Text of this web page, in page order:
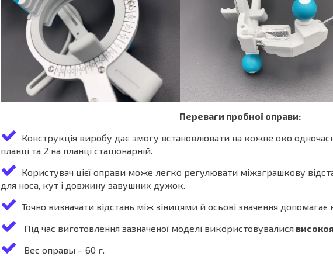
Переваги пробної оправи:
Конструкція виробу дає змогу встановлювати на кожне око
планці та 2 на планці стаціонарній.
Користувач цієї оправи може легко регулювати міжзграшкову
для носа, кут і довжину завушних дужок.
Точно визначати відстань між зіницями й осьові значення допомагає
Під час виготовлення зазначеної моделі використовувалися
Вес оправы – 60 г.